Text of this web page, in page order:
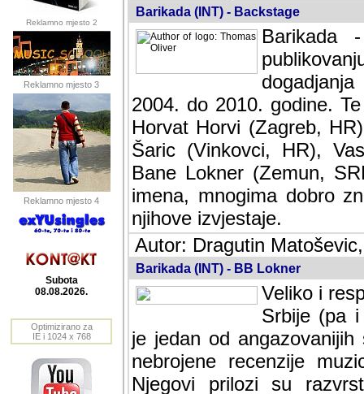
Reklamno mjesto 2
Reklamno mjesto 3
Reklamno mjesto 4
Subota
08.08.2026.
Optimizirano za
IE i 1024 x 768
Barikada (INT) - Backstage
Barikada
2004. do 2010. godine.
Horvat Horvi (Zagreb,
Šaric (Vinkovci, HR),
Bane Lokner (Zemun,
imena, mnogima dobro
njihove izvjestaje.
Autor: Dragutin
Barikada (INT) - BB Lokner
Veliko i
Srbije (pa i
jedan od angazovanijih
nebrojene recenzije
Njegovi prilozi su